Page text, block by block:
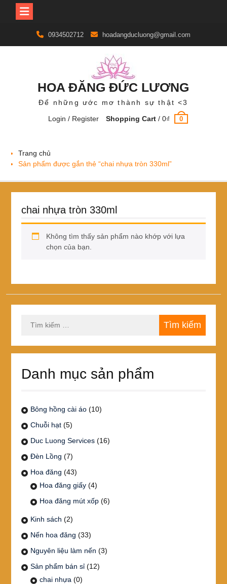
content
0934502712 hoadangducluong@gmail.com
HOA ĐĂNG ĐỨC LƯƠNG
Để những ước mơ thành sự thật <3
Login / Register
Shopping Cart /0₫ 0
Trang chủ
Sản phẩm được gắn thẻ “chai nhựa tròn 330ml”
chai nhựa tròn 330ml
Không tìm thấy sản phẩm nào khớp với lựa
chọn của bạn.
kiếm
Danh mục sản phẩm
Bông hồng cài áo (10)
Chuỗi hạt (5)
Duc Luong Services (16)
Đèn Lồng (7)
Hoa đăng (43)
Hoa đăng giấy (4)
Hoa đăng mút xốp (6)
Kinh sách (2)
Nến hoa đăng (33)
Nguyên liệu làm nến (3)
Sản phẩm bán sỉ (12)
chai nhựa (0)